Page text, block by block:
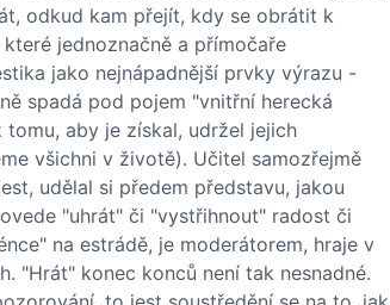
odkud kam přejít, kdy se obrátit k
jednoznačně a přímočaře
jako nejnápadnější prvky výrazu -
spadá pod pojem "vnitřní herecká
aby je získal, udržel jejich
všichni v životě). Učitel samozřejmě
udělal si předem představu, jakou
"uhrát" či "vystřihnout" radost či
na estrádě, je moderátorem, hraje v
"Hrát" konec konců není tak nesnadné.